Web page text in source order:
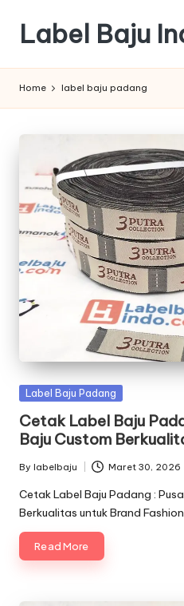
content
Label Baju
Home label baju padang
Posted
Label Baju Padang
Cetak Label Baju
Baju Custom
Posted
by
By labelbaju Maret 30, 2026
Cetak Label Baju Padang :
Berkualitas untuk Brand
Read More